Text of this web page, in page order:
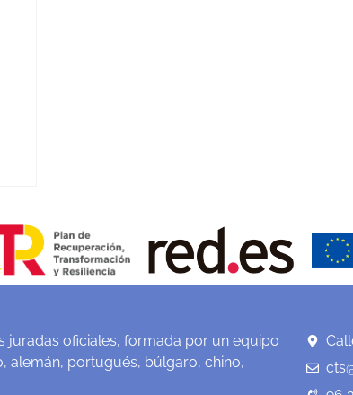
juradas oficiales, formada por un equipo
alemán, portugués, búlgaro, chino,